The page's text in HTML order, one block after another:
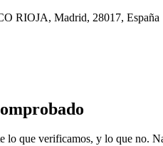
RIOJA, Madrid, 28017, España
lo que verificamos, y lo que no.